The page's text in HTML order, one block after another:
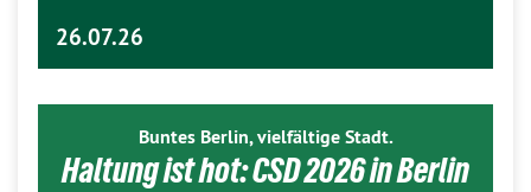
26.07.26
Buntes Berlin, vielfältige Stadt.
Haltung ist hot: CSD 2026 in Berlin